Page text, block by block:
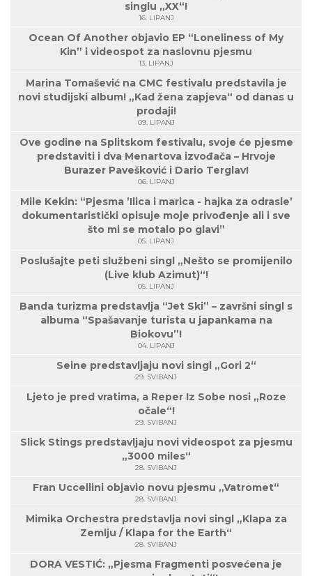
singlu „XX“!
16. LIPANJ
Ocean Of Another objavio EP “Loneliness of My
Kin” i videospot za naslovnu pjesmu
13. LIPANJ
Marina Tomašević na CMC festivalu predstavila je
novi studijski album! „Kad žena zapjeva“ od danas u
prodaji!
09. LIPANJ
Ove godine na Splitskom festivalu, svoje će pjesme
predstaviti i dva Menartova izvođača – Hrvoje
Burazer Pavešković i Dario Terglav!
06. LIPANJ
Mile Kekin: “Pjesma ’Ilica i marica - hajka za odrasle’
dokumentaristički opisuje moje privođenje ali i sve
što mi se motalo po glavi”
05. LIPANJ
Poslušajte peti službeni singl „Nešto se promijenilo
(Live klub Azimut)“!
05. LIPANJ
Banda turizma predstavlja “Jet Ski” – završni singl s
albuma “Spašavanje turista u japankama na
Biokovu”!
04. LIPANJ
Seine predstavljaju novi singl „Gori 2“
29. SVIBANJ
Ljeto je pred vratima, a Reper Iz Sobe nosi „Roze
očale“!
29. SVIBANJ
Slick Stings predstavljaju novi videospot za pjesmu
„3000 miles“
28. SVIBANJ
Fran Uccellini objavio novu pjesmu „Vatromet“
28. SVIBANJ
Mimika Orchestra predstavlja novi singl „Klapa za
Zemlju / Klapa for the Earth“
28. SVIBANJ
DORA VESTIĆ: „Pjesma Fragmenti posvećena je